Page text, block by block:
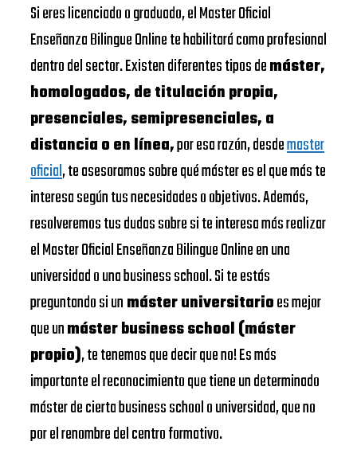
Si eres licenciado o graduado, el Master Oficial
Enseñanza Bilingue Online te habilitará como profesional
dentro del sector. Existen diferentes tipos demáster,
homologados, de titulación propia,
presenciales, semipresenciales, a
distancia o en línea,por esa razón, desdemaster
oficial, te asesoramos sobre qué máster es el que más te
interesa según tus necesidades o objetivos. Además,
resolveremos tus dudas sobre si te interesa más realizar
el Master Oficial Enseñanza Bilingue Online en una
universidad o una business school. Si te estás
preguntando si unmáster universitarioes mejor
que unmáster business school (máster
propio), te tenemos que decir que no! Es más
importante el reconocimiento que tiene un determinado
máster de cierta business school o universidad, que no
por el renombre del centro formativo.